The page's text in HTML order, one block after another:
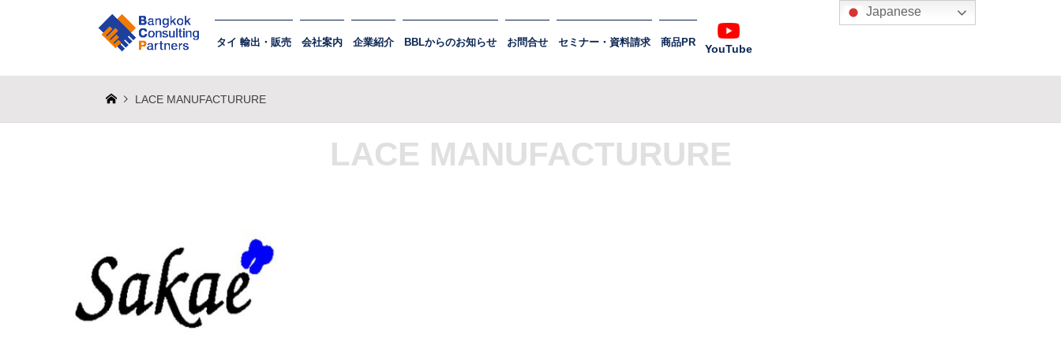
タイ 輸出・販売 会社案内 企業紹介 BBLからのお知らせ お問合せ セミナー・資料請求 商品PR
YouTube
LACE MANUFACTURURE
LACE MANUFACTURURE
Japanese